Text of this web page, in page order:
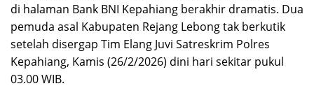
di halaman Bank BNI Kepahiang berakhir dramatis. Dua
pemuda asal Kabupaten Rejang Lebong tak berkutik
setelah disergap Tim Elang Juvi Satreskrim Polres
Kepahiang, Kamis (26/2/2026) dini hari sekitar pukul
03.00 WIB.